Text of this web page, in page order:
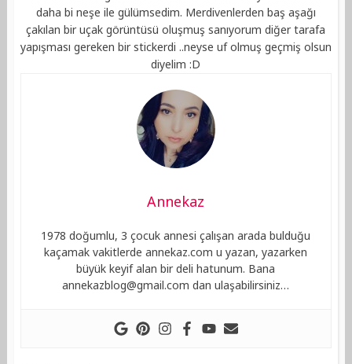
daha bi neşe ile gülümsedim. Merdivenlerden baş aşağı
çakılan bir uçak görüntüsü oluşmuş sanıyorum diğer tarafa
yapışması gereken bir stickerdi ..neyse uf olmuş geçmiş olsun
diyelim :D
Annekaz
1978 doğumlu, 3 çocuk annesi çalışan arada bulduğu
kaçamak vakitlerde annekaz.com u yazan, yazarken
büyük keyif alan bir deli hatunum. Bana
annekazblog@gmail.com dan ulaşabilirsiniz…